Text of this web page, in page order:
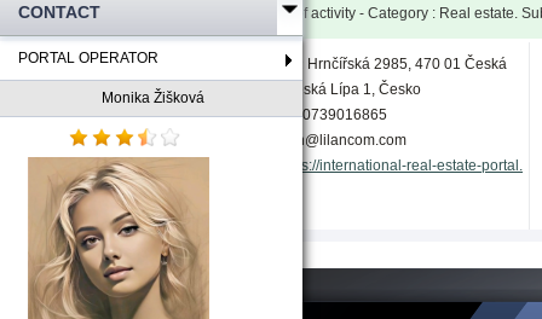
CONTACT
PORTAL OPERATOR
Monika Žišková
Type of user Field of activity - Category : Real estate.
Address
Hrnčířská 2985, 470 01 Česká
Lípa-Česká Lípa 1, Česko
+420739016865
lilan@lilancom.com
https://international-real-estate-